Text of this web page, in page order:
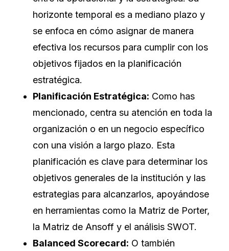
horizonte temporal es a mediano plazo y
se enfoca en cómo asignar de manera
efectiva los recursos para cumplir con los
objetivos fijados en la planificación
estratégica.
Planificación Estratégica: Como has
mencionado, centra su atención en toda la
organización o en un negocio específico
con una visión a largo plazo. Esta
planificación es clave para determinar los
objetivos generales de la institución y las
estrategias para alcanzarlos, apoyándose
en herramientas como la Matriz de Porter,
la Matriz de Ansoff y el análisis SWOT.
Balanced Scorecard: O también